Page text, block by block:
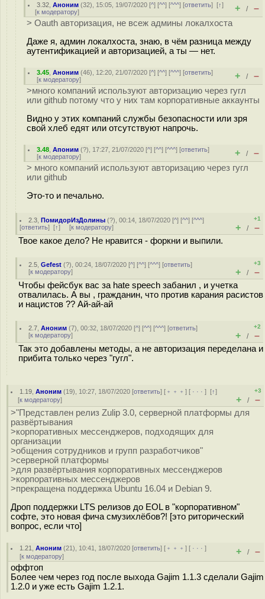
3.32 ,Аноним (32), 15:05, 19/07/2020 [^] [^^] [^^^] [ответить][↑]
[к модератору] + / –
> Oauth авторизация, не всеж админы локалхоста
Даже я, админ локалхоста, знаю, в чём разница между
аутентификацией и авторизацией, а ты — нет.
3.45 ,Аноним (46), 12:20, 21/07/2020 [^] [^^] [^^^] [ответить]
[к модератору] + / –
>много компаний используют авторизацию через гугл
или github потому что у них там корпоративные аккаунты
Видно у этих компаний службы безопасности или зря
свой хлеб едят или отсутствуют напрочь.
3.48 ,Апоним (?), 17:27, 21/07/2020 [^] [^^] [^^^] [ответить]
[к модератору] + / –
> много компаний используют авторизацию через гугл
или github
Это-то и печально.
2.3 ,ПомидорИзДолины (?), 00:14, 18/07/2020 [^] [^^] [^^^]
[ответить] [↑] [к модератору]
+1
+ / –
Твое какое дело? Не нравится - форкни и выпили.
2.5 ,Gefest (?), 00:24, 18/07/2020 [^] [^^] [^^^] [ответить]
[к модератору]
+3
+ / –
Чтобы фейсбук вас за hate speech забанил , и учетка
отвалилась. А вы , гражданин, что против карания расистов
и нацистов ?? Ай-ай-ай
2.7 ,Аноним (7), 00:32, 18/07/2020 [^] [^^] [^^^] [ответить]
[к модератору]
+2
+ / –
Так это добавлены методы, а не авторизация переделана и
прибита только через "гугл".
1.19 ,Аноним (19), 10:27, 18/07/2020 [ответить] [ ﹢﹢﹢] [ · · ·][↑]
[к модератору]
+3
+ / –
>"Представлен релиз Zulip 3.0, серверной платформы для
развёртывания
>корпоративных мессенджеров, подходящих для
организации
>общения сотрудников и групп разработчиков"
>серверной платформы
>для развёртывания корпоративных мессенджеров
>корпоративных мессенджеров
>прекращена поддержка Ubuntu 16.04 и Debian 9.
Дроп поддержки LTS релизов до EOL в "корпоративном"
софте, это новая фича смузихлёбов?! [это риторический
вопрос, если что]
1.21 ,Аноним (21), 10:41, 18/07/2020 [ответить] [ ﹢﹢﹢] [ · · ·]
[к модератору] + / –
оффтоп
Более чем через год после выхода Gajim 1.1.3 сделали Gajim
1.2.0 и уже есть Gajim 1.2.1.